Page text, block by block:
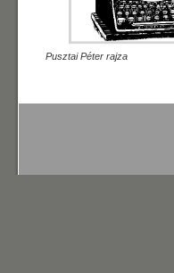
Pusztai Péter rajza